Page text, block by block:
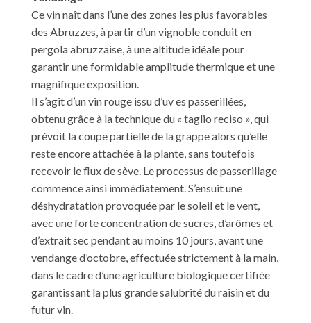
Ce vin naît dans l’une des zones les plus favorables
des Abruzzes, à partir d’un vignoble conduit en
pergola abruzzaise, à une altitude idéale pour
garantir une formidable amplitude thermique et une
magnifique exposition.
Il s’agit d’un vin rouge issu d’uv es passerillées,
obtenu grâce à la technique du « taglio reciso », qui
prévoit la coupe partielle de la grappe alors qu’elle
reste encore attachée à la plante, sans toutefois
recevoir le flux de sève. Le processus de passerillage
commence ainsi immédiatement. S’ensuit une
déshydratation provoquée par le soleil et le vent,
avec une forte concentration de sucres, d’arômes et
d’extrait sec pendant au moins 10 jours, avant une
vendange d’octobre, effectuée strictement à la main,
dans le cadre d’une agriculture biologique certifiée
garantissant la plus grande salubrité du raisin et du
futur vin.